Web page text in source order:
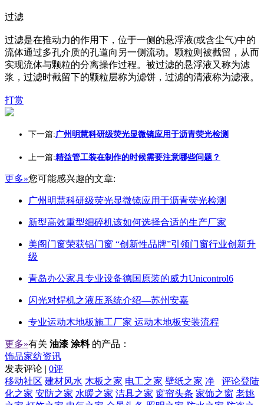
过滤
过滤是在推动力的作用下，位于一侧的悬浮液(或含尘气)中的
流体通过多孔介质的孔道向另一侧流动。颗粒则被截留，从而
实现流体与颗粒的分离操作过程。被过滤的悬浮液又称为滤
浆，过滤时截留下的颗粒层称为滤饼，过滤的清液称为滤液。
打赏
下一篇:广州明慧科研级荧光显微镜应用于沥青荧光检测
上一篇:精益管工装在制作的时候需要注意哪些问题？
更多»您可能感兴趣的文章:
广州明慧科研级荧光显微镜应用于沥青荧光检测
新型高效重型细碎机该如何选择合适的生产厂家
美阁门窗荣获铝门窗 “创新性品牌”引领门窗行业创新升
级
青岛办公家具专业设备德国原装的威力Unicontrol6
闪光对焊机之液压系统介绍—苏州安嘉
专业运动木地板施工厂家 运动木地板安装流程
更多»有关 油漆 涂料 的产品：
饰品家纺资讯
发表评论 | 0评
评论登陆
移动社区 建材风水 木板之家 电工之家 壁纸之家 净
化之家 安防之家 水暖之家 洁具之家 窗帘头条 家饰之窗 老姚